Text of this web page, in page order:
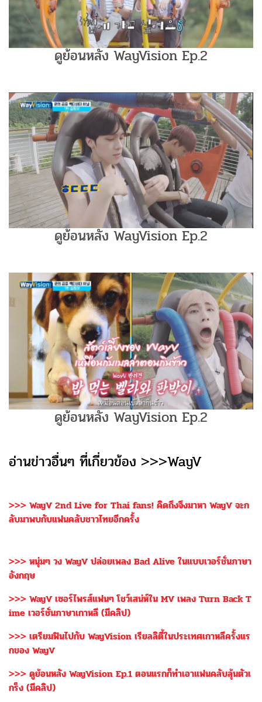
ดูย้อนหลัง WayVision Ep.2
ดูย้อนหลัง WayVision Ep.2
ดูย้อนหลัง WayVision Ep.2
อ่านข่าวอื่นๆ ที่เกี่ยวข้อง >>>WayV
>>> WayV 2nd Live for Thai fans! คิดถึงจึงมาหา WayV จะก
ลับมาพบกับแฟนคลับชาวไทยอีกครั้ง
>>> หนุ่มๆ วง WayV ปล่อยเพลง Bad Alive ในแบบเวอร์ชั่นภาษา
อังกฤษ
>>> WayV เซอร์ไพรส์แฟนๆ โชว์เสน่ห์ใน MV เพลง Turn Back T
ime เวอร์ชั่นภาษาเกาหลี (มีคลิป)
>>> เตรียมฟินไปกับ WayVision เรียลลิตี้ในประเทศเกาหลีครั้งแร
กของ WayV
>>> ดูย้อนหลัง WayVision Ep.1 ตอนแรกก็ทำเอาแฟนคลับลุ้นตัวเ
กร็ง (มีคลิป)